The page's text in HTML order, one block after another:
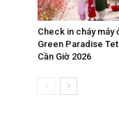
Check in cháy máy
Green Paradise
Cần Giờ 2026